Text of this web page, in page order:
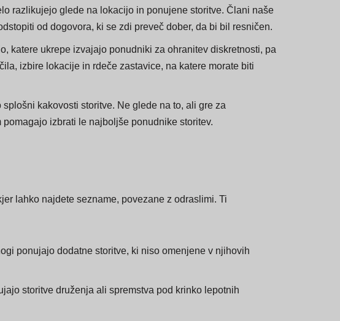
razlikujejo glede na lokacijo in ponujene storitve. Člani naše
od dogovora, ki se zdi preveč dober, da bi bil resničen.
izbire lokacije in rdeče zastavice, na katere morate biti
izbrati le najboljše ponudnike storitev.
ponujajo dodatne storitve, ki niso omenjene v njihovih